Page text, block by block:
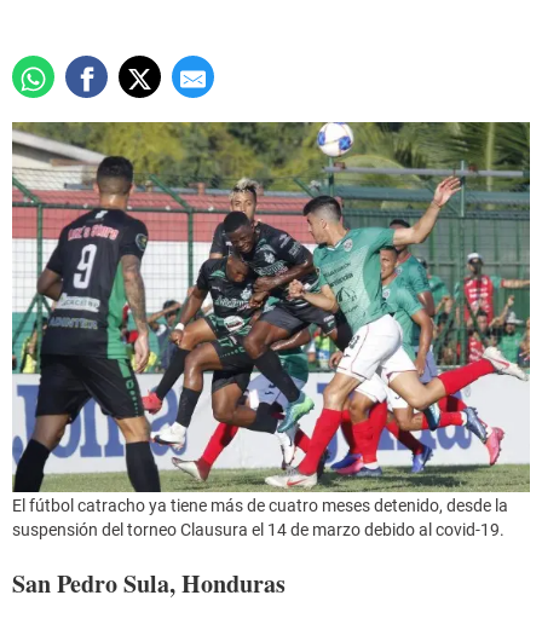
El fútbol catracho ya tiene más de cuatro meses detenido, desde la
suspensión del torneo Clausura el 14 de marzo debido al covid-19.
San Pedro Sula, Honduras